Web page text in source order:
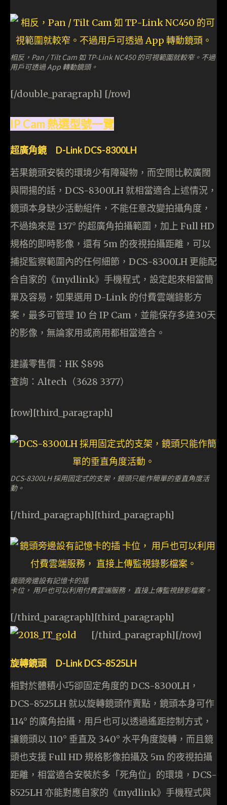
相反，Pan / Tilt Cam 如 TP-Link NC450 的可視範圍就較窄。不過
用戶可透過 App 轉動鏡頭。
[/double_paragraph] [/row]
IP Cam 熱選型號一覽
超廣角鏡 D-Link DCS-8300LH
若果鏡頭安裝的環境少有障礙物，而空間比較廣闊
與開揚的話，DCS-8300LH 就相當適合上述情況，
鏡頭本身缺少活動組件，不能任意改變拍攝角度，
不過換來是 137° 的超廣角拍攝範圍，加上 Full HD
規格的即時影像，還有 5m 的夜視拍攝距離，可以
捕捉監察範圍內的任何細節，DCS-8300LH 更能配
合自家的《mydlink》手機程式，設定起來相當簡
單及容易，如果選用 D-Link 的付費雲端錄影方
案，最多可管理 10 台 IP Cam，並能保存多達30天
的影像，無論家用或商用都相當適合。
建議零售價：HK $898
查詢：Altech（3628 3377）
[row][third_paragraph]
DCS-8300LH 採用固定式的支架，鏡頭只能作簡單的垂直角度活
動。
[/third_paragraph][third_paragraph]
鏡頭旁邊設有記憶卡的插
卡位， 用戶也可以利用付費雲端服務， 直接上傳監視錄影檔案。
[/third_paragraph][third_paragraph]
[/third_paragraph][/row]
旋轉鏡頭 D-Link DCS-8525LH
相對於體積小巧卻固定角度的 DCS-8300LH，
DCS-8525LH 就以旋轉鏡頭作賣點，鏡頭本身可作
114° 的廣角拍攝，用戶也可以透過遙距控制方式，
讓鏡頭以 110° 垂直及 340° 水平角度旋轉，而且鏡
頭也支援 Full HD 規格影像拍攝及 5m 的夜視拍攝
距離，相當適合安裝於多「死角位」的環境，DCS-
8525LH 亦能對應自家的《mydlink》手機程式與